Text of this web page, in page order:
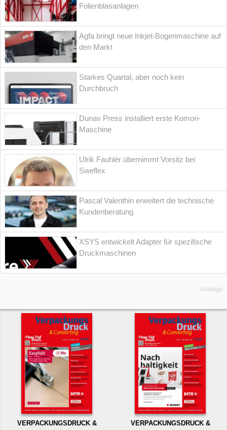
Folienblasanlagen
Agfa bringt neue Inkjet-Bogenmaschine auf
den Markt
Starkes Quartal, aber noch kein
Durchbruch
Dunav Press installiert erste Komori-
Maschine
Ulrik Fauhlér übernimmt Vorsitz bei
Sweflex
Pascal Valenthin erweitert die technische
Kundenberatung
XSYS entwickelt Adapter für spezifische
Druckmaschinen
Anzeige
VERPACKUNGSDRUCK &
VERPACKUNGSDRUCK &